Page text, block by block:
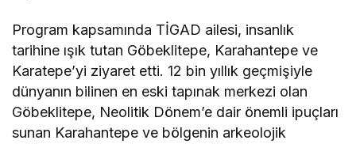
Program kapsamında TİGAD ailesi, insanlık
tarihine ışık tutan Göbeklitepe, Karahantepe ve
Karatepe’yi ziyaret etti. 12 bin yıllık geçmişiyle
dünyanın bilinen en eski tapınak merkezi olan
Göbeklitepe, Neolitik Dönem’e dair önemli ipuçları
sunan Karahantepe ve bölgenin arkeolojik